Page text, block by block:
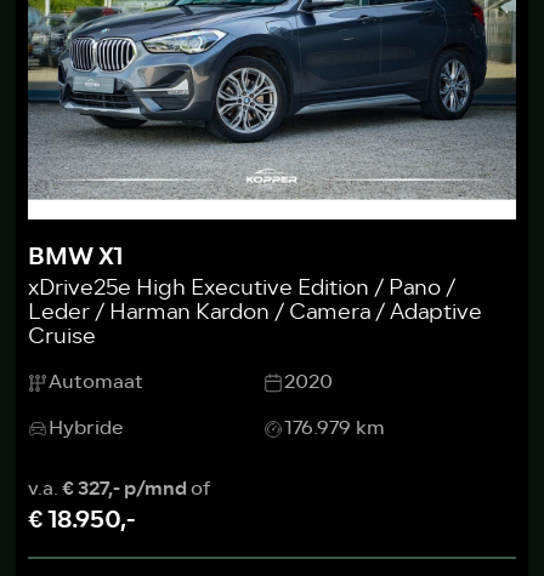
BMW X1
xDrive25e High Executive Edition / Pano /
Leder / Harman Kardon / Camera / Adaptive
Cruise
Automaat
2020
Hybride
176.979 km
v.a.€ 327,- p/mndof
€ 18.950,-